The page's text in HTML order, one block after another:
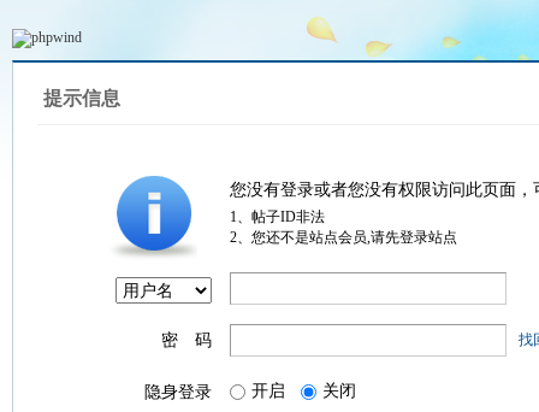
提示信息
您没有登录或者您没有权限访问此页面
1、帖子ID非法
2、您还不是站点会员,请先登录站点
密 码 找
隐身登录 开启 关闭